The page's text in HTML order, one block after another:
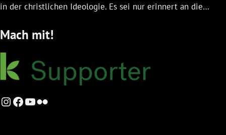
in der christlichen Ideologie. Es sei nur erinnert an die…
Mach mit!
Instagram
Facebook
YouTube
Flickr